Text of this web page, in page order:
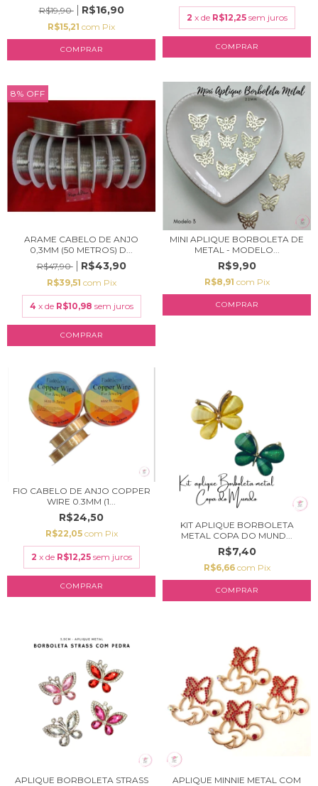
R$19,90
R$16,90
R$15,21 com Pix
2 x de R$12,25 sem juros
COMPRAR
8% OFF
ARAME CABELO DE ANJO
0,3MM (50 METROS) D...
R$47,90
R$43,90
R$39,51 com Pix
4 x de R$10,98 sem juros
COMPRAR
MINI APLIQUE BORBOLETA DE
METAL - MODELO...
R$9,90
R$8,91 com Pix
FIO CABELO DE ANJO COPPER
WIRE 0.3MM (1...
R$24,50
R$22,05 com Pix
2 x de R$12,25 sem juros
COMPRAR
KIT APLIQUE BORBOLETA
METAL COPA DO MUND...
R$7,40
R$6,66 com Pix
APLIQUE BORBOLETA STRASS
APLIQUE MINNIE METAL COM